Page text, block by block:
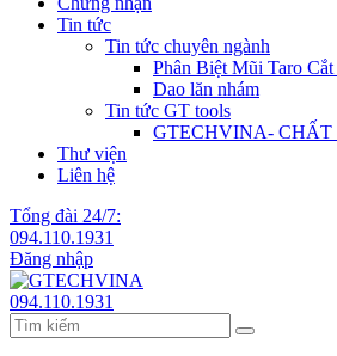
Tin tức
Tin tức chuyên ngành
Phân Biệt Mũi Taro
Dao lăn nhám
Tin tức GT tools
GTECHVINA-
Thư viện
Liên hệ
Tổng đài 24/7:
094.110.1931
Đăng nhập
094.110.1931